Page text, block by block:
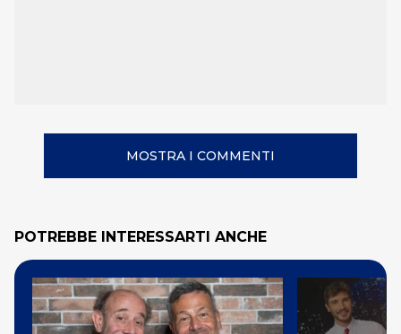
MOSTRA I COMMENTI
POTREBBE INTERESSARTI ANCHE